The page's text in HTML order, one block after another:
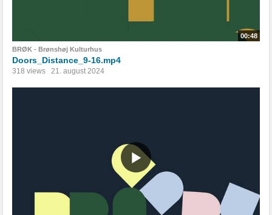
00:48
BRØK - Brønshøj Kulturhus
Doors_Distance_9-16.mp4
318 views 21. august 2024